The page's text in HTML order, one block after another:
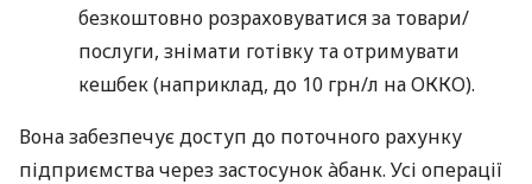
безкоштовно розраховуватися за товари/
послуги, знімати готівку та отримувати
кешбек (наприклад, до 10 грн/л на ОККО).
Вона забезпечує доступ до поточного рахунку
підприємства через застосунок àбанк. Усі операції